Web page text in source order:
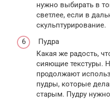
нужно выбирать в
светлее, если в
скульптурирование.
Пудра
Какая же радость,
сияющие текстуры.
продолжают
пудры, которые
старым. Пудру